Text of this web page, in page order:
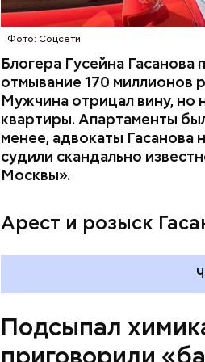
Фото: Соцсети
Блогера Гусейна
отмывание 170 миллионов
Мужчина отрицал вину, но
квартиры. Апартаменты
менее, адвокаты Гасанова
судили скандально
Москвы».
Арест и розыск
Подсыпал
Play
матери и отчима и
пищу ела его младшая